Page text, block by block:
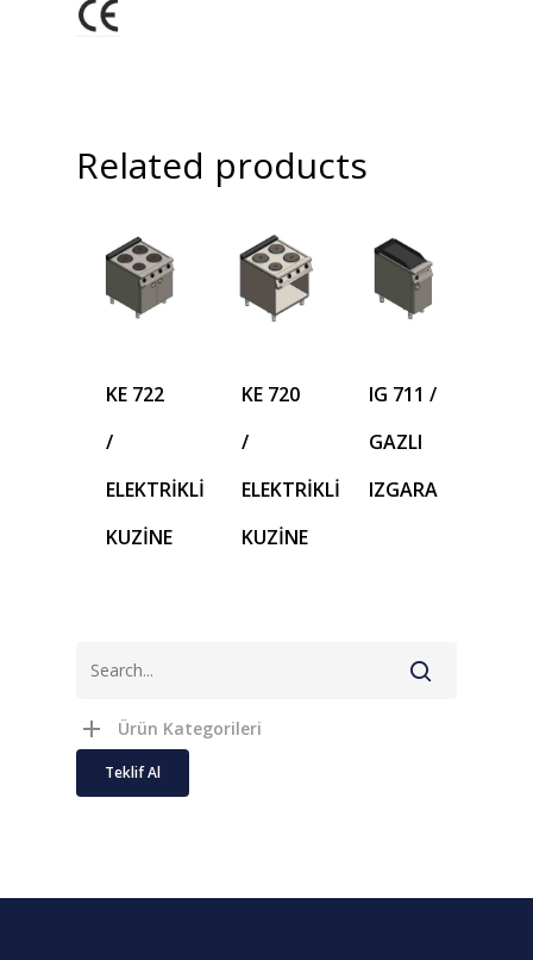
Related products
KE 722
/
ELEKTRİKLİ
KUZİNE
KE 720
/
ELEKTRİKLİ
KUZİNE
IG 711 /
GAZLI
IZGARA
Ürün Kategorileri
Teklif Al